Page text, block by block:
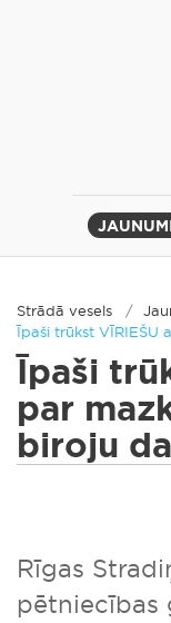
Strādā vesels
Īpaši trūkst VĪRIEŠU
Īpaši
par
biroju
Rīgas
pētniecības